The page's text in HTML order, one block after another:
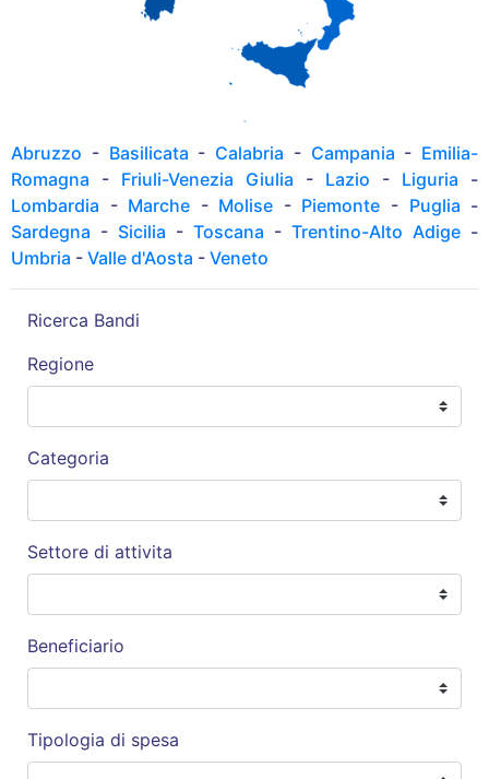
Abruzzo - Basilicata - Calabria - Campania - Emilia-
Romagna - Friuli-Venezia Giulia - Lazio - Liguria -
Lombardia - Marche - Molise - Piemonte - Puglia -
Sardegna - Sicilia - Toscana - Trentino-Alto Adige -
Umbria - Valle d'Aosta - Veneto
Ricerca Bandi
Regione
Categoria
Settore di attivita
Beneficiario
Tipologia di spesa